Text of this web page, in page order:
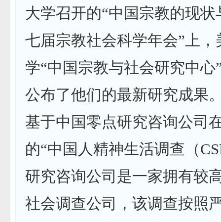
大学召开的“中国宗教的现状
七届宗教社会科学年会”上，
学“中国宗教与社会研究中心
公布了他们的最新研究成果
基于中国零点研究咨询公司
的“中国人精神生活调查（
研究咨询公司是一家拥有较
社会调查公司，该调查按照